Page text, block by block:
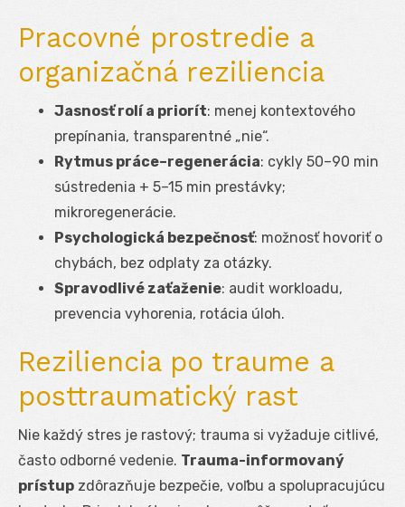
Pracovné prostredie a
organizačná reziliencia
Jasnosť rolí a priorít: menej kontextového
prepínania, transparentné „nie“.
Rytmus práce–regenerácia: cykly 50–90 min
sústredenia + 5–15 min prestávky;
mikroregenerácie.
Psychologická bezpečnosť: možnosť hovoriť o
chybách, bez odplaty za otázky.
Spravodlivé zaťaženie: audit workloadu,
prevencia vyhorenia, rotácia úloh.
Reziliencia po traume a
posttraumatický rast
Nie každý stres je rastový; trauma si vyžaduje citlivé,
často odborné vedenie. Trauma-informovaný
prístup zdôrazňuje bezpečie, voľbu a spolupracujúcu